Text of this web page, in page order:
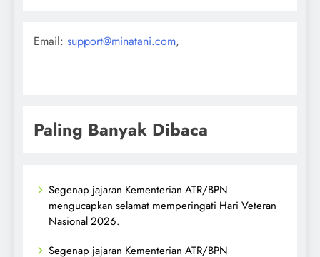
Email: support@minatani.com,
Paling Banyak Dibaca
Segenap jajaran Kementerian ATR/BPN
mengucapkan selamat memperingati Hari Veteran
Nasional 2026.
Segenap jajaran Kementerian ATR/BPN